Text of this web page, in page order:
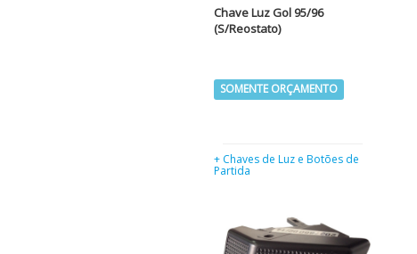
Chave Luz Gol 95/96
(S/Reostato)
SOMENTE ORÇAMENTO
+ Chaves de Luz e Botões de
Partida